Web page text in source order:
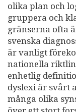
olika plan och
gruppera och
gränserna ofta
svenska
är vanligt
nationella
enhetlig
dyslexi är svårt
många olika